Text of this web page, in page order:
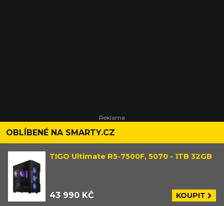
OBLÍBENÉ NA SMARTY.CZ
TIGO Ultimate R5-7500F, 5070 - 1TB 32GB
43 990 KČ KOUPIT